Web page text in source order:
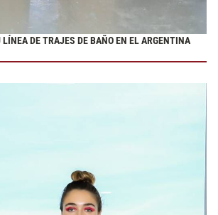
DE TRAJES DE BAÑO EN EL ARGENTINA